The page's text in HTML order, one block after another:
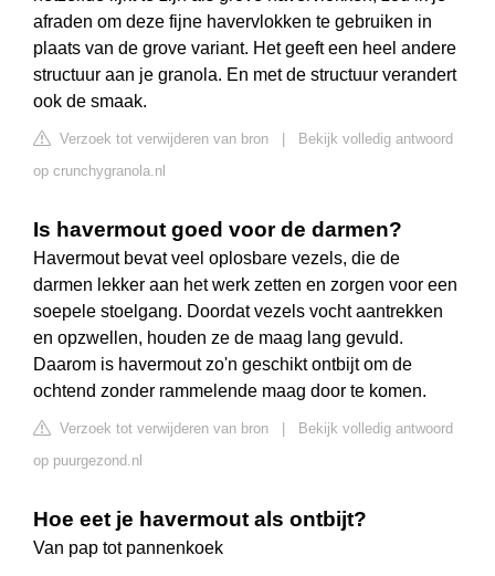
afraden om deze fijne havervlokken te gebruiken in
plaats van de grove variant. Het geeft een heel andere
structuur aan je granola. En met de structuur verandert
ook de smaak.
Verzoek tot verwijderen van bron
Bekijk volledig antwoord
op crunchygranola.nl
Is havermout goed voor de darmen?
Havermout bevat veel oplosbare vezels, die de
darmen lekker aan het werk zetten en zorgen voor een
soepele stoelgang. Doordat vezels vocht aantrekken
en opzwellen, houden ze de maag lang gevuld.
Daarom is havermout zo'n geschikt ontbijt om de
ochtend zonder rammelende maag door te komen.
Verzoek tot verwijderen van bron
Bekijk volledig antwoord
op puurgezond.nl
Hoe eet je havermout als ontbijt?
Van pap tot pannenkoek